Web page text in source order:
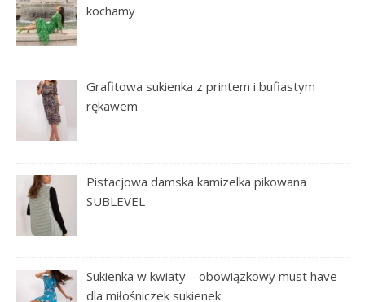
kochamy
Grafitowa sukienka z printem i bufiastym
rękawem
Pistacjowa damska kamizelka pikowana
SUBLEVEL
Sukienka w kwiaty – obowiązkowy must have
dla miłośniczek sukienek